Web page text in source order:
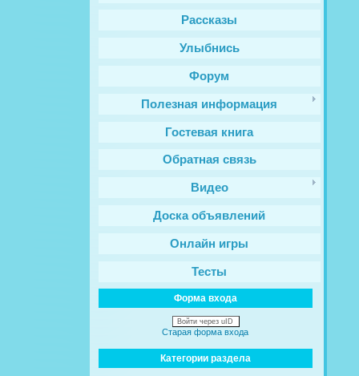
Рассказы
Улыбнись
Форум
Полезная информация
Гостевая книга
Обратная связь
Видео
Доска объявлений
Онлайн игры
Тесты
Форма входа
Войти через uID
Старая форма входа
Категории раздела